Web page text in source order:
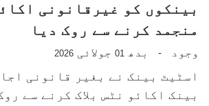
بینکوں کو غیرقانونی
منجمد کرنے سے روک دیا
وجود - بدھ 01 جولائی 2026
اسٹیٹ بینک نے بغیر قانونی
بینک اکائو نٹس بلاک کرنے سے